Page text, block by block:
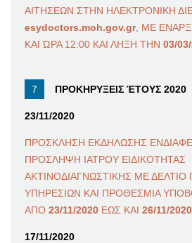
ΑΙΤΗΣΕΩΝ ΣΤΗΝ ΗΛΕΚΤΡΟΝΙΚΗ
esydoctors.moh.gov.gr, ΜΕ
ΚΑΙ ΏΡΑ 12:00 ΚΑΙ ΛΗΞΗ ΤΗΝ 03/
ΠΡΟΚΗΡΥΞΕΙΣ ΈΤΟΥΣ 2020
23/11/2020
ΠΡΟΣΚΛΗΣΗ ΕΚΔΗΛΩΣΗΣ
ΠΡΟΣΛΗΨΗ ΙΑΤΡΟΥ ΕΙΔΙΚΟΤΗΤΑΣ
ΑΚΤΙΝΟΔΙΑΓΝΩΣΤΙΚΗΣ ΜΕ
ΥΠΗΡΕΣΙΩΝ ΚΑΙ ΠΡΟΘΕΣΜΙΑ
ΑΠΟ 23/11/2020 ΕΩΣ ΚΑΙ 26/11/2020
17/11/2020